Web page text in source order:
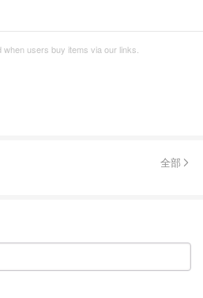
when users buy items via our links.
全部